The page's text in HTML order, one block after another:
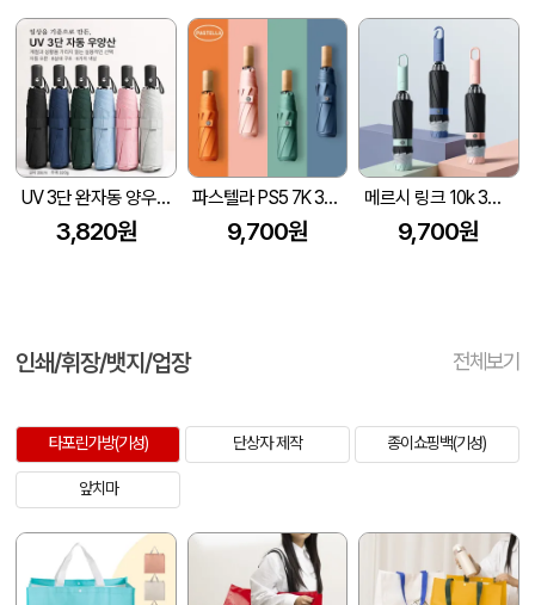
UV 3단 완자동 양우산
3,820원
파스텔라 PS5 7K 3단 수동 양우산(UPF50+)
9,700원
메르시 링크 10k 3단 자동 거꾸로 양우산 (UPF50+)
9,700원
인쇄/휘장/뱃지/업장 전체보기
타포린가방(기성) 단상자 제작 종이쇼핑백(기성)
앞치마